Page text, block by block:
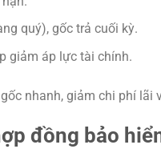
quý), gốc trả cuối kỳ.
giảm áp lực tài chính.
nhanh, giảm chi phí lãi
đồng bảo